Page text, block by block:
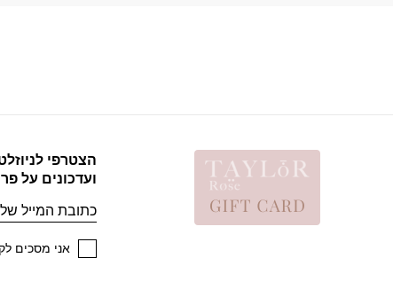
הצטרפי
ועדכונים על
אימייל
אני מסכים